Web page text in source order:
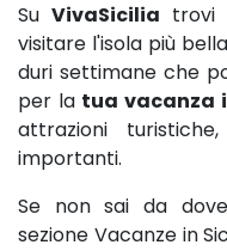
Su VivaSicilia trovi
visitare l'isola più
duri settimane che
per la tua vacanza
attrazioni
importanti.
Se non sai da
sezione Vacanze in